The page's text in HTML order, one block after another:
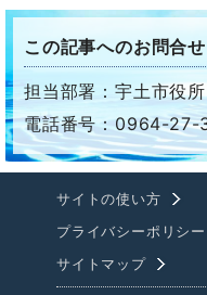
この記事へのお問合せ
担当部署：宇土市役
電話番号：0964-27-
サイトの使い方
プライバシーポリシー
サイトマップ